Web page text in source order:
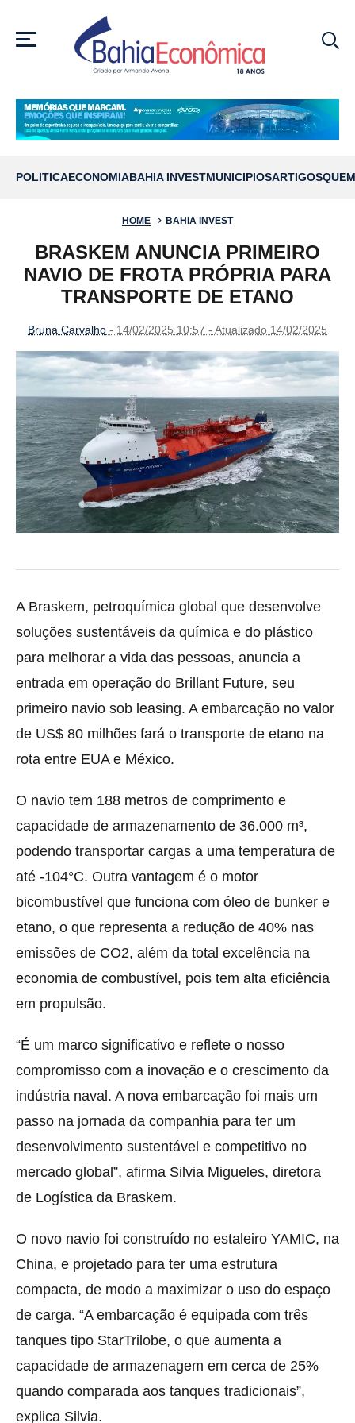
MENU
POLÍTICAECONOMIABAHIA INVESTMUNICÍPIOSARTIGOS
HOME BAHIA INVEST
BRASKEM ANUNCIA PRIMEIRO
NAVIO DE FROTA PRÓPRIA PARA
TRANSPORTE DE ETANO
Bruna Carvalho - 14/02/2025 10:57 - Atualizado 14/02/2025
A Braskem, petroquímica global que desenvolve
soluções sustentáveis da química e do plástico
para melhorar a vida das pessoas, anuncia a
entrada em operação do Brillant Future, seu
primeiro navio sob leasing. A embarcação no valor
de US$ 80 milhões fará o transporte de etano na
rota entre EUA e México.
O navio tem 188 metros de comprimento e
capacidade de armazenamento de 36.000 m³,
podendo transportar cargas a uma temperatura de
até -104°C. Outra vantagem é o motor
bicombustível que funciona com óleo de bunker e
etano, o que representa a redução de 40% nas
emissões de CO2, além da total excelência na
economia de combustível, pois tem alta eficiência
em propulsão.
“É um marco significativo e reflete o nosso
compromisso com a inovação e o crescimento da
indústria naval. A nova embarcação foi mais um
passo na jornada da companhia para ter um
desenvolvimento sustentável e competitivo no
mercado global”, afirma Silvia Migueles, diretora
de Logística da Braskem.
O novo navio foi construído no estaleiro YAMIC, na
China, e projetado para ter uma estrutura
compacta, de modo a maximizar o uso do espaço
de carga. “A embarcação é equipada com três
tanques tipo StarTrilobe, o que aumenta a
capacidade de armazenagem em cerca de 25%
quando comparada aos tanques tradicionais”,
explica Silvia.